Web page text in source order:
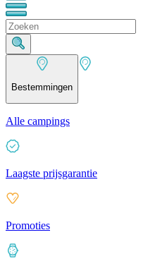
Bestemmingen
Alle campings
Laagste prijsgarantie
Promoties